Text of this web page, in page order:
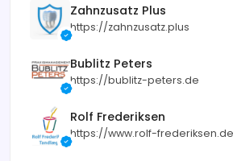
Zahnzusatz Plus
https://zahnzusatz.plus
Bublitz Peters
https://bublitz-peters.de
Rolf Frederiksen
https://www.rolf-frederiksen.de